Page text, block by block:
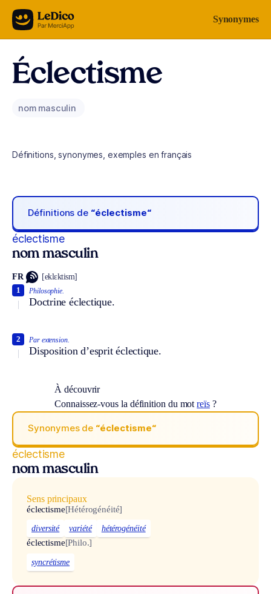
Aller au contenu Synonymes
Éclectisme
nom masculin
Définitions, synonymes, exemples en français
Définitions de “éclectisme“
éclectisme
nom masculin
FR [eklɛktism]
Philosophie.
Doctrine éclectique.
1
Par extension.
Disposition d’esprit éclectique.
2
À découvrir
Connaissez-vous la définition du motreïs?
Synonymes de “éclectisme“
éclectisme
nom masculin
Sens principaux
éclectisme[Hétérogénéité]
diversité variété hétérogénéité
éclectisme[Philo.]
syncrétisme